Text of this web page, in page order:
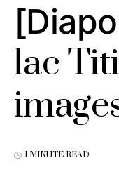
lac
1 MINUTE READ